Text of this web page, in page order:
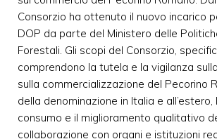
Consorzio ha ottenuto il nuovo incarico
DOP da parte del Ministero delle
Forestali. Gli scopi del Consorzio,
comprendono la tutela e la vigilanza
sulla commercializzazione del Pecorino
della denominazione in Italia e all’estero,
consumo e il miglioramento qualitativo
collaborazione con organi e istituzioni